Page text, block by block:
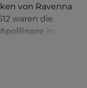
von Ravenna
waren die
in
den Armeen